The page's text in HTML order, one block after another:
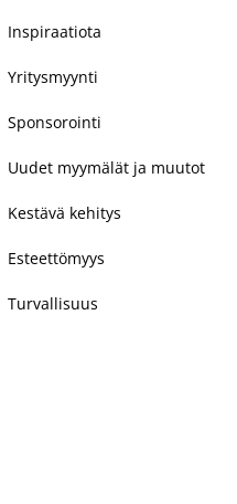
Inspiraatiota
Yritysmyynti
Sponsorointi
Uudet myymälät ja muutot
Kestävä kehitys
Esteettömyys
Turvallisuus